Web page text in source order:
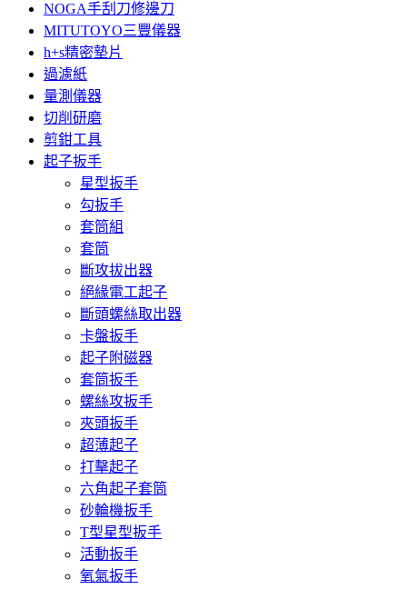
NOGA手刮刀修邊刀
MITUTOYO三豐儀器
h+s精密墊片
過濾紙
量測儀器
切削研磨
剪鉗工具
起子扳手
星型扳手
勾扳手
套筒組
套筒
斷攻拔出器
絕緣電工起子
斷頭螺絲取出器
卡盤扳手
起子附磁器
套筒扳手
螺絲攻扳手
夾頭扳手
超薄起子
打擊起子
六角起子套筒
砂輪機扳手
T型星型扳手
活動扳手
氧氣扳手